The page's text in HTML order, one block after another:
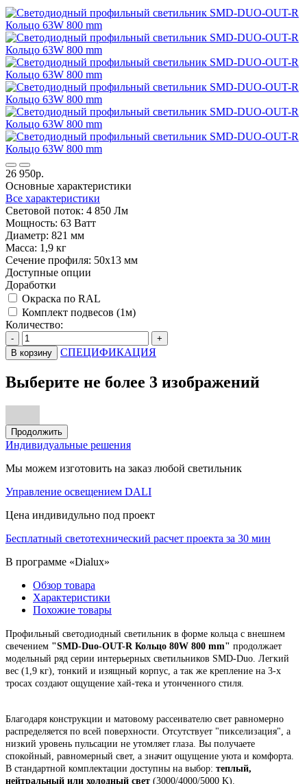
26 950р.
Основные характеристики
Все характеристики
Световой поток: 4 850 Лм
Мощность: 63 Ватт
Диаметр: 821 мм
Масса: 1,9 кг
Сечение профиля: 50х13 мм
Доступные опции
Доработки
Окраска по RAL
Комплект подвесов (1м)
Количество:
-
+
В корзину
СПЕЦИФИКАЦИЯ
Выберите не более 3 изображений
Продолжить
Индивидуальные решения
Мы можем изготовить на заказ любой светильник
Управление освещением DALI
Цена индивидульно под проект
Бесплатный светотехнический расчет проекта за 30 мин
В программе «Dialux»
Обзор товара
Характеристики
Похожие товары
Профильный светодиодный светильник в форме кольца с внешнем
свечением "SMD-Duo-OUT-R Кольцо 80W 800 mm" продолжает
модельный ряд серии интерьерных светильников SMD-Duo. Легкий
вес (1,9 кг), тонкий и изящный корпус, а так же крепление на 3-х
тросах создают ощущение хай-тека и утонченного стиля.
Благодаря конструкции и матовому рассеивателю свет равномерно
распределяется по всей поверхности. Отсутствует "пикселизация", а
низкий уровень пульсации не утомляет глаза. Вы получаете
спокойный, равномерный свет, а значит ощущение уюта и комфорта.
В стандартной комплектации доступны на выбор: теплый,
нейтральный или холодный свет (3000/4000/5000 K).